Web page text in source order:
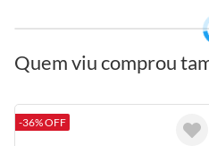
Quem viu comprou
-36% OFF